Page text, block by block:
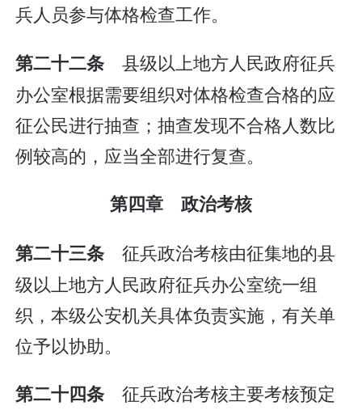
兵人员参与体格检查工作。
第二十二条 县级以上地方人民政府征兵
办公室根据需要组织对体格检查合格的应
征公民进行抽查；抽查发现不合格人数比
例较高的，应当全部进行复查。
第四章 政治考核
第二十三条 征兵政治考核由征集地的县
级以上地方人民政府征兵办公室统一组
织，本级公安机关具体负责实施，有关单
位予以协助。
第二十四条 征兵政治考核主要考核预定